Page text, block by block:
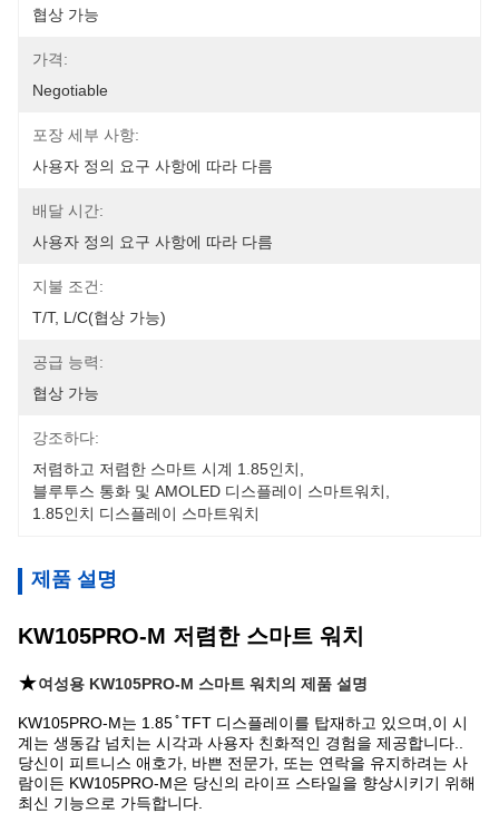
협상 가능
가격:
Negotiable
포장 세부 사항:
사용자 정의 요구 사항에 따라 다름
배달 시간:
사용자 정의 요구 사항에 따라 다름
지불 조건:
T/T, L/C(협상 가능)
공급 능력:
협상 가능
강조하다:
저렴하고 저렴한 스마트 시계 1.85인치
블루투스 통화 및 AMOLED 디스플레이 스마트워치
1.85인치 디스플레이 스마트워치
제품 설명
KW105PRO-M 저렴한 스마트 워치
★여성용 KW105PRO-M 스마트 워치의 제품 설명
KW105PRO-M는 1.85 ̊ TFT 디스플레이를 탑재하고 있으며,이 시
계는 생동감 넘치는 시각과 사용자 친화적인 경험을 제공합니다..
당신이 피트니스 애호가, 바쁜 전문가, 또는 연락을 유지하려는 사
람이든 KW105PRO-M은 당신의 라이프 스타일을 향상시키기 위해
최신 기능으로 가득합니다.